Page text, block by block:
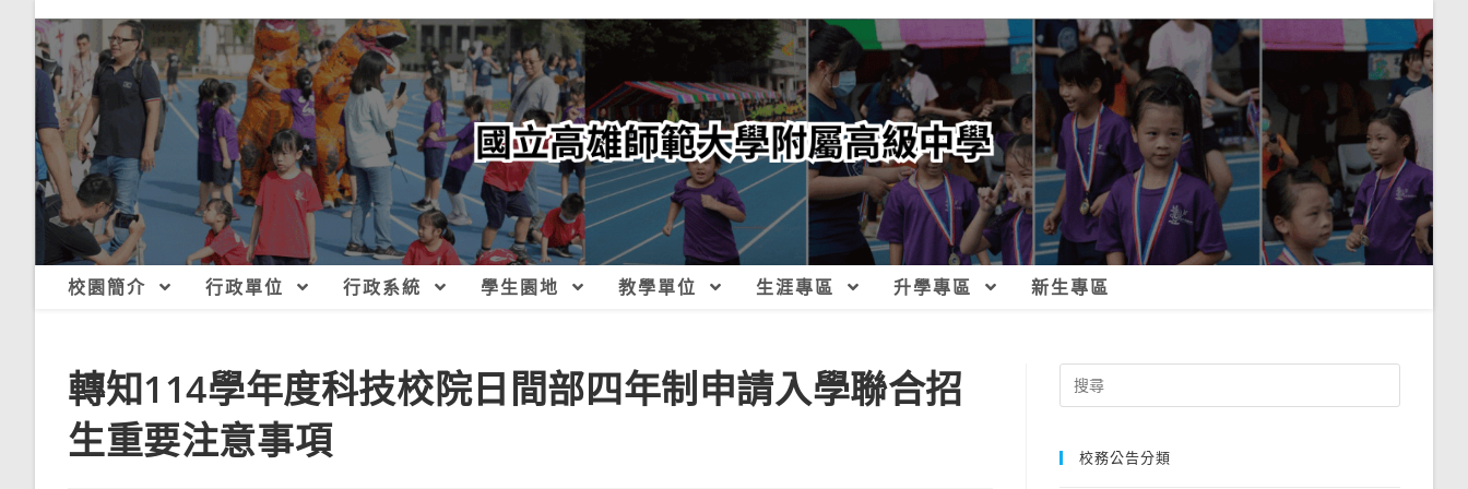
校園簡介 行政單位 行政系統 學生園地 教學單位 生涯專區 升學專區 新生專區
轉知114學年度科技校院日間部四年制申請入學聯合招
生重要注意事項
Search
for:
校務公告分類